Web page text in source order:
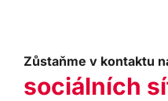
Zůstaňme v kontaktu
sociálních